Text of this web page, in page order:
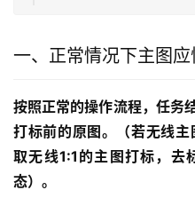
一、正常情况下主图应
按照正常的操作流程，任务
打标前的原图。（若无线
取无线1:1的主图打标，去
态）。